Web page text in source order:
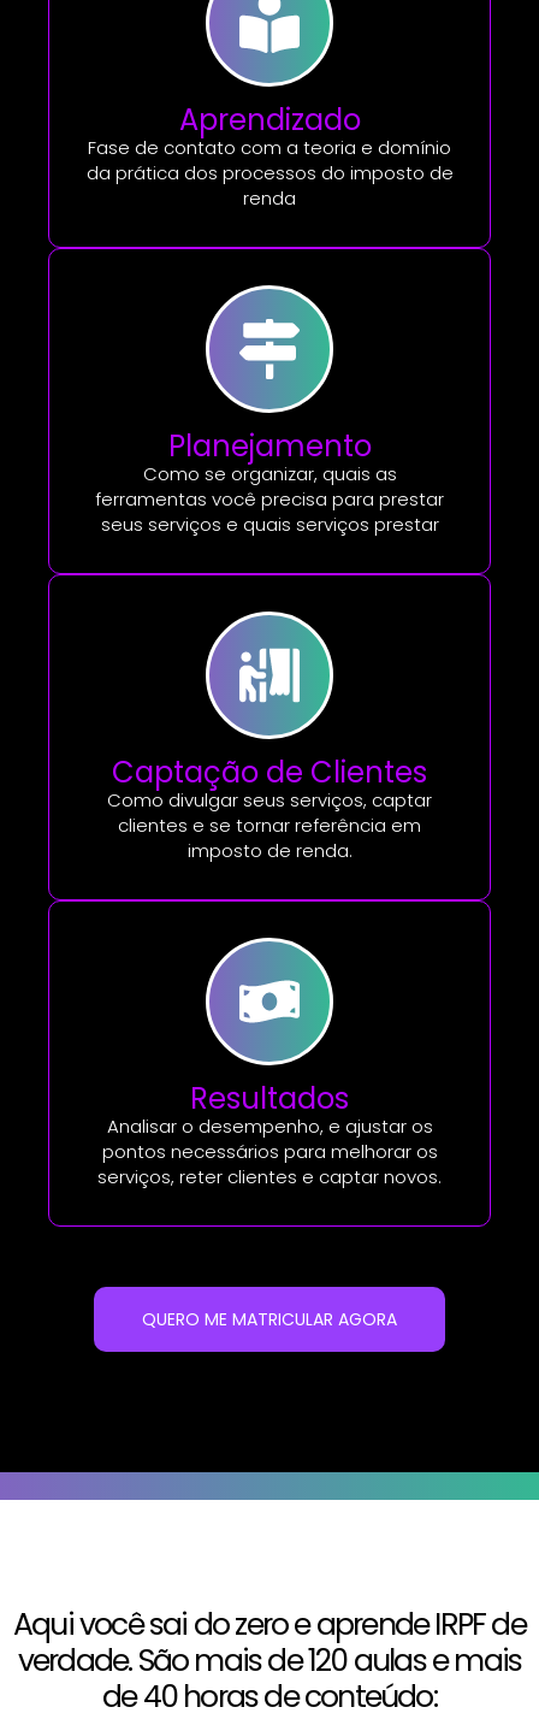
Aprendizado
Fase de contato com a teoria e domínio
da prática dos processos do imposto de
renda
Planejamento
Como se organizar, quais as
ferramentas você precisa para prestar
seus serviços e quais serviços prestar
Captação de Clientes
Como divulgar seus serviços, captar
clientes e se tornar referência em
imposto de renda.
Resultados
Analisar o desempenho, e ajustar os
pontos necessários para melhorar os
serviços, reter clientes e captar novos.
QUERO ME MATRICULAR AGORA
Aqui você sai do zero e aprende IRPF de
verdade. São mais de 120 aulas e mais
de 40 horas de conteúdo: